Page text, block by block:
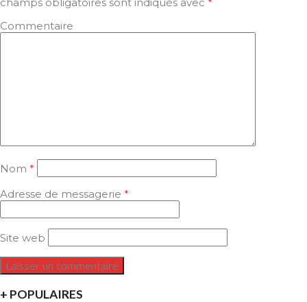
Commentaire
Nom *
Adresse de messagerie *
Site web
+ POPULAIRES